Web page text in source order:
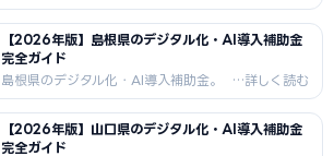
補助率・対象経費・申請手順・採択事
例を詳しく解説。2026年最新版。
【2026年版】島根県のデジタル化・AI導入補助金
完全ガイド
島根県のデジタル化・AI導入補助金。
補助率・対象経費・申請手順・採択事
例を詳しく解説。2026年最新版。
【2026年版】山口県のデジタル化・AI導入補助金
完全ガイド